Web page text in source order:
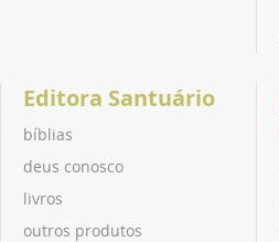
Editora Santuário
bíblias
deus conosco
livros
outros produtos